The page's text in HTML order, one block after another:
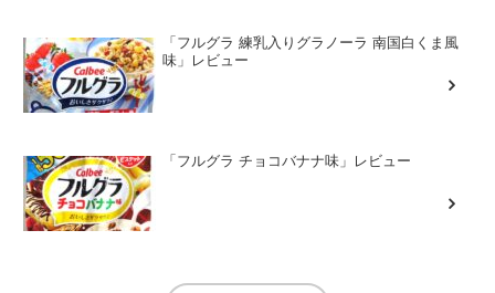
「フルグラ 練乳入りグラノーラ 南国白くま風
味」レビュー
「フルグラ チョコバナナ味」レビュー